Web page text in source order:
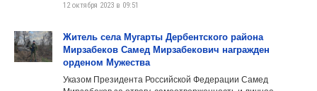
12 октября 2023 в 09:51
Житель села Мугарты Дербентского района
Мирзабеков Самед Мирзабекович награжден
орденом Мужества
Указом Президента Российской Федерации Самед